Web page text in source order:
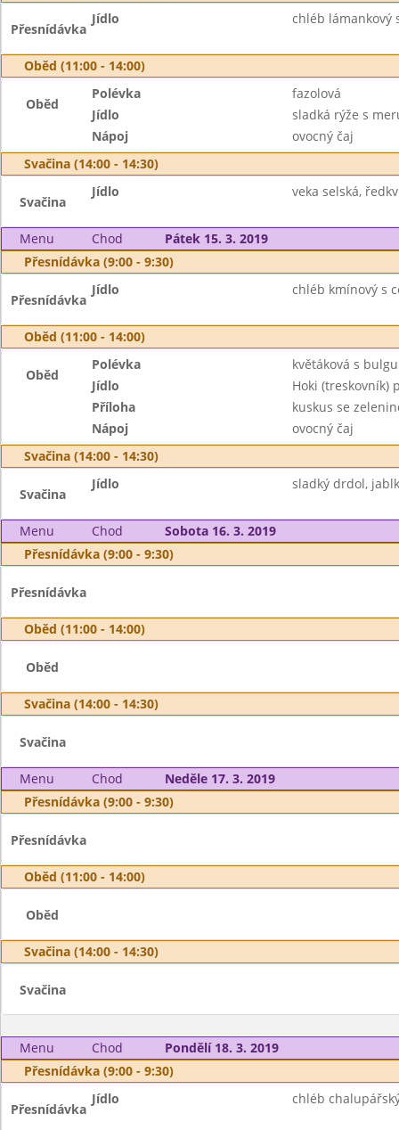
Přesnídávka
Jídlo chléb lámankový
Oběd (11:00 - 14:00)
Oběd
Polévka
fazolová
Jídlo
sladká rýže s
Nápoj
ovocný čaj
Svačina (14:00 - 14:30)
Svačina
Jídlo veka selská,
Menu Chod
Pátek 15. 3. 2019
Přesnídávka (9:00 - 9:30)
Přesnídávka
Jídlo chléb kmínový s
Oběd (11:00 - 14:00)
Oběd
Polévka
květáková s
Jídlo
Hoki (treskovník)
Příloha
kuskus se
Nápoj
ovocný čaj
Svačina (14:00 - 14:30)
Svačina
Jídlo sladký drdol,
Menu Chod
Sobota 16. 3. 2019
Přesnídávka (9:00 - 9:30)
Přesnídávka
Oběd (11:00 - 14:00)
Oběd
Svačina (14:00 - 14:30)
Svačina
Menu Chod
Neděle 17. 3. 2019
Přesnídávka (9:00 - 9:30)
Přesnídávka
Oběd (11:00 - 14:00)
Oběd
Svačina (14:00 - 14:30)
Svačina
Menu Chod
Pondělí 18. 3. 2019
Přesnídávka (9:00 - 9:30)
Přesnídávka
Jídlo chléb